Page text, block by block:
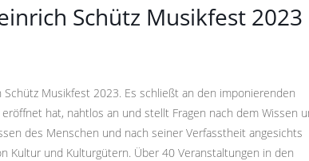
Schütz Musikfest 2023
Musikfest 2023. Es schließt an den imponierenden
eröffnet hat, nahtlos an und stellt Fragen nach dem Wissen
des Menschen und nach seiner Verfasstheit angesichts
Kultur und Kulturgütern. Über 40 Veranstaltungen in den